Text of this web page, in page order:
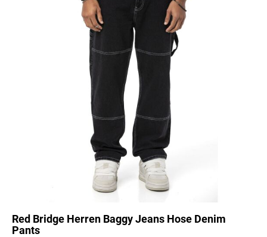
Red Bridge Herren Baggy Jeans Hose Denim
Pants